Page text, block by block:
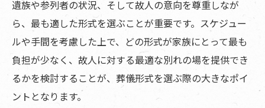
遺族や参列者の状況、そして故人の意向を尊重しなが
ら、最も適した形式を選ぶことが重要です。スケジュー
ルや手間を考慮した上で、どの形式が家族にとって最も
負担が少なく、故人に対する最適な別れの場を提供でき
るかを検討することが、葬儀形式を選ぶ際の大きなポイ
ントとなります。